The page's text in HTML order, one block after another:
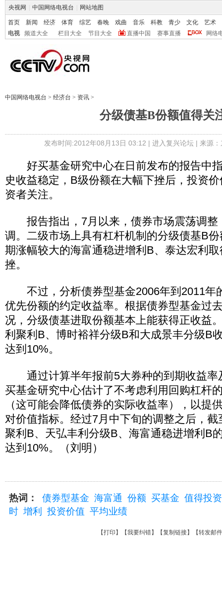
央视网 中国网络电视台 网站地图
首页 新闻 经济 体育 综艺 春晚 戏曲 音乐 科教 青少 文化
艺术
电视
频道大全 栏目大全 节目大全 直播中国 赛事直播 网络
中国网络电视台 > 经济台 > 资讯 >
分级债基B份额值得关
发布时间:2012年08月13日 03:12 | 进入复兴论坛| 来源
好买基金研究中心在日前发布的报告中
史收益稳定，B级份额在大幅下挫后，投资
资者关注。
报告指出，7月以来，债券市场震荡调整
调。二级市场上具有杠杆机制的分级债基B
期涨幅较大的海富通稳进增利B、泰达宏利
挫。
不过，分析债券型基金2006年到2011年
优先份额的约定收益率。根据债券型基金过
况，分级债基进取份额基本上能获得正收益
利聚利B、博时裕祥分级B和大成景丰分级B
达到10%。
通过计算半年报前5大券种的到期收益率
买基金研究中心估计了不考虑利用回购杠杆
（这可能会降低债券的实际收益率），以提
对价值指标。经过7月中下旬的调整之后，
聚利B、天弘丰利分级B、海富通稳进增利B
达到10%。（刘明）
热词： 债券型基金 海富通 份额 买基金 值得投
时 增利 投资价值 平均业绩
【打印 】【我要纠错】【复制链接】【转发邮件